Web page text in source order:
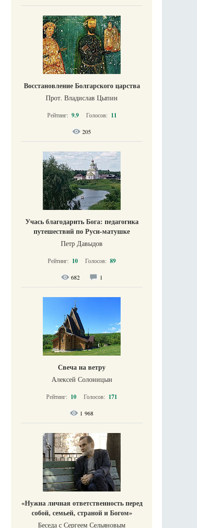
Восстановление Болгарского царства
Прот. Владислав Цыпин
Рейтинг: 9.9 Голосов: 11
205
Учась благодарить Бога: педагогика
путешествий по Руси-матушке
Петр Давыдов
Рейтинг: 10 Голосов: 89
682 1
Свеча на ветру
Алексей Солоницын
Рейтинг: 10 Голосов: 171
1 968
«Нужна личная ответственность перед
собой, семьей, страной и Богом»
Беседа с Сергеем Сельяновым